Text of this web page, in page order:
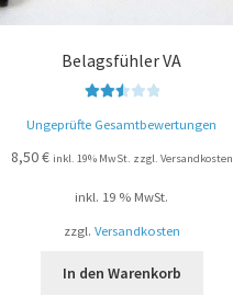
Belagsfühler VA
et mit
2.61
Ungeprüfte Gesamtbewertungen
8,50€ inkl. 19% MwSt. zzgl. Versandkosten
inkl. 19 % MwSt.
zzgl. Versandkosten
In den Warenkorb